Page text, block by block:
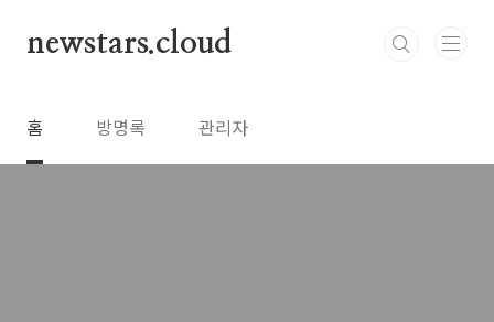
newstars.cloud
홈 방명록 관리자